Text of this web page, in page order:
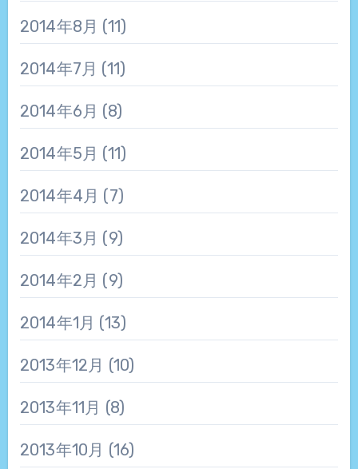
2014年8月 (11)
2014年7月 (11)
2014年6月 (8)
2014年5月 (11)
2014年4月 (7)
2014年3月 (9)
2014年2月 (9)
2014年1月 (13)
2013年12月 (10)
2013年11月 (8)
2013年10月 (16)